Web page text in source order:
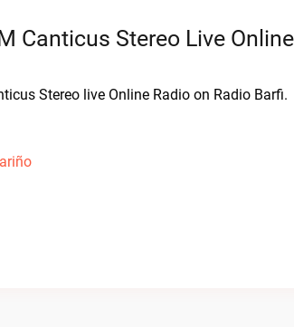
Canticus Stereo Live
Stereo live Online Radio on Radio Barfi.